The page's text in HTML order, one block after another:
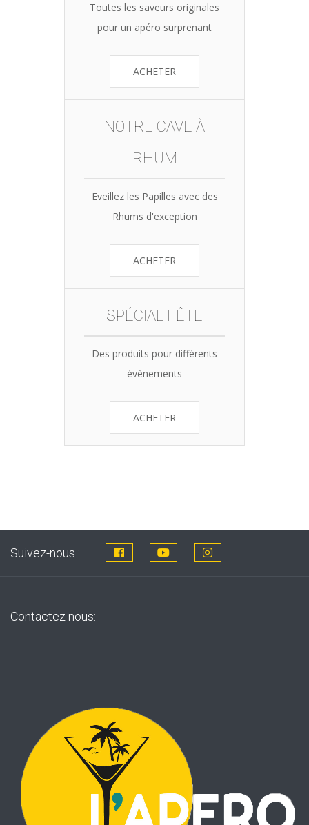
Toutes les saveurs originales
pour un apéro surprenant
ACHETER
NOTRE CAVE À
RHUM
Eveillez les Papilles avec des
Rhums d'exception
ACHETER
SPÉCIAL FÊTE
Des produits pour différents
évènements
ACHETER
Suivez-nous :
Contactez nous: